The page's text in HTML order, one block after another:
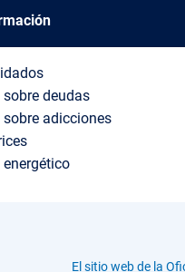
deudas
adicciones
El sitio web de la